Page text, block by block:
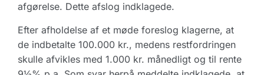
afgørelse. Dette afslog indklagede.
Efter afholdelse af et møde foreslog klagerne, at
de indbetalte 100.000 kr., medens restfordringen
skulle afvikles med 1.000 kr. månedligt og til rente